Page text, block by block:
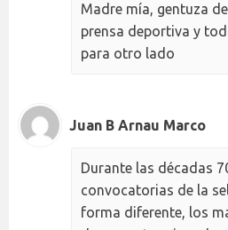
Madre mía, gentuza
prensa deportiva y
para otro lado
Juan B Arnau Marco
Durante las décadas
convocatorias de la
forma diferente, los